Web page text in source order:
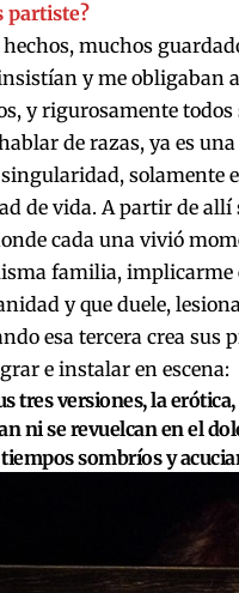
partiste?
muchos
y me obligaban
y rigurosamente
de razas, ya es
solamente
de vida. A partir de
cada una vivió
familia, implicarme
y que duele,
esa tercera crea
e instalar en escena:
tres versiones, la
ni se revuelcan en el
sombríos y